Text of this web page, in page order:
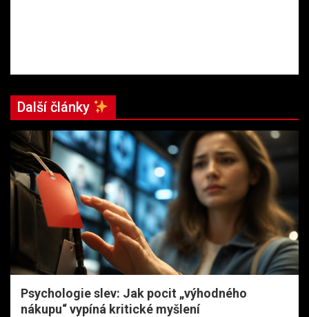
Další články
Psychologie slev: Jak pocit „výhodného
nákupu“ vypíná kritické myšlení